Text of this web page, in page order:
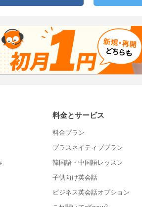
料金とサービス
料金プラン
プラスネイティブプラン
韓国語・中国語レッスン
子供向け英会話
ビジネス英会話オプション